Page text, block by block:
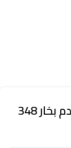
ثلاجة تبريد بابين بيسك 12.3 قدم بخار 348